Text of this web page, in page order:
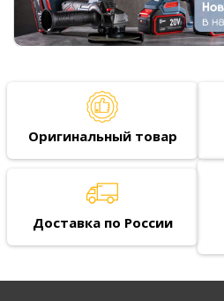
Оригинальный товар
Доставка по России